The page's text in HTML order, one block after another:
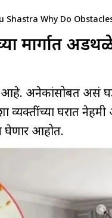
Shastra Why Do
मार्गात
आहे. अनेकांसोबत
घरात नेहमी
घेणार आहोत.